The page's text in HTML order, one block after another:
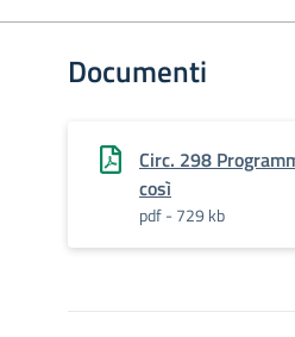
Documenti
Circ. 298
così
pdf - 729 kb